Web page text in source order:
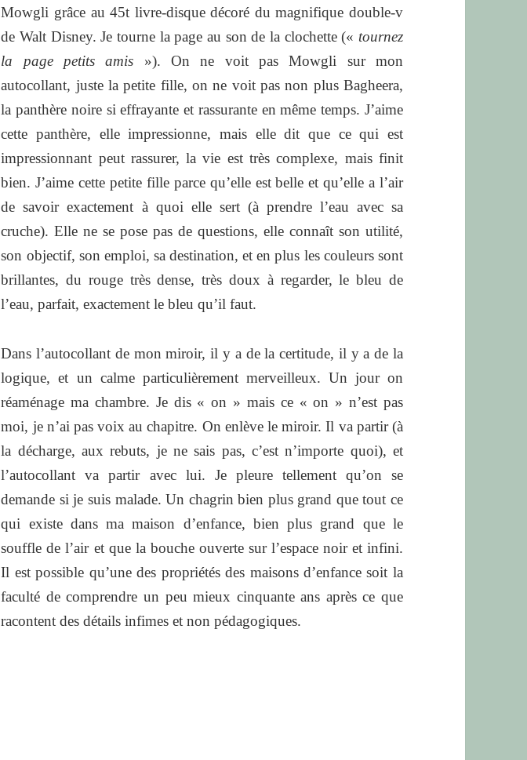
Mowgli grâce au 45t livre-disque décoré du magnifique double-v
de Walt Disney. Je tourne la page au son de la clochette (« tournez
la page petits amis »). On ne voit pas Mowgli sur mon
autocollant, juste la petite fille, on ne voit pas non plus Bagheera,
la panthère noire si effrayante et rassurante en même temps. J’aime
cette panthère, elle impressionne, mais elle dit que ce qui est
impressionnant peut rassurer, la vie est très complexe, mais finit
bien. J’aime cette petite fille parce qu’elle est belle et qu’elle a l’air
de savoir exactement à quoi elle sert (à prendre l’eau avec sa
cruche). Elle ne se pose pas de questions, elle connaît son utilité,
son objectif, son emploi, sa destination, et en plus les couleurs sont
brillantes, du rouge très dense, très doux à regarder, le bleu de
l’eau, parfait, exactement le bleu qu’il faut.
Dans l’autocollant de mon miroir, il y a de la certitude, il y a de la
logique, et un calme particulièrement merveilleux. Un jour on
réaménage ma chambre. Je dis « on » mais ce « on » n’est pas
moi, je n’ai pas voix au chapitre. On enlève le miroir. Il va partir (à
la décharge, aux rebuts, je ne sais pas, c’est n’importe quoi), et
l’autocollant va partir avec lui. Je pleure tellement qu’on se
demande si je suis malade. Un chagrin bien plus grand que tout ce
qui existe dans ma maison d’enfance, bien plus grand que le
souffle de l’air et que la bouche ouverte sur l’espace noir et infini.
Il est possible qu’une des propriétés des maisons d’enfance soit la
faculté de comprendre un peu mieux cinquante ans après ce que
racontent des détails infimes et non pédagogiques.